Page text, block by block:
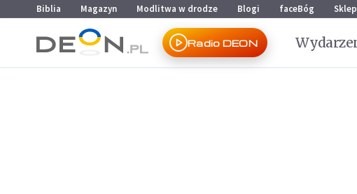
Przejdź do menu głównego
Przejdź do treści
Biblia Magazyn Modlitwa w drodze Blogi faceBóg Sklep
Radio DEON